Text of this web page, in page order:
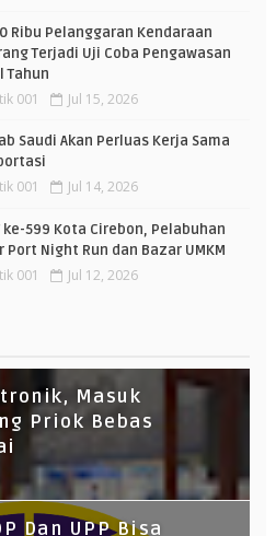
Ribu Pelanggaran Kendaraan
Terjadi Uji Coba Pengawasan
Tahun
001 Jul 15, 2026
Saudi Akan Perluas Kerja Sama
001 Jul 14, 2026
ke-599 Kota Cirebon, Pelabuhan
Port Night Run dan Bazar UMKM
001 Jul 12, 2026
Masuk
Priok Bebas
Dan UPP Bisa